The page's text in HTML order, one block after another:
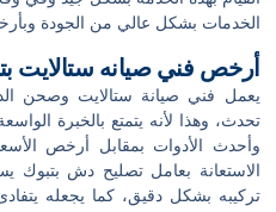
الخدمات بشكل عالي من الجودة
أرخص فني صيانه ستالايت
يعمل فني صيانة ستالايت وصحن
تحدث، وهذا لأنه يتمتع بالخبرة
وأحدث الأدوات بمقابل أرخص
الاستعانة بعامل تصليح دش
تركيبه بشكل دقيق، كما يجعله